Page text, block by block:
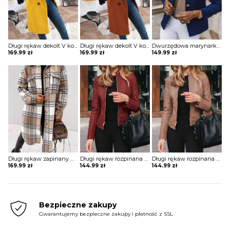
Długi rękaw dekolt V kołnierz guziki elegancki bez wzoru dopasowany płaszcz Aaltje
169.99 zł
Długi rękaw dekolt V kołnierz guziki elegancki bez wzoru dopasowany płaszcz Aaltje
169.99 zł
Dwurzędowa marynarka z długim rękawem kurtka Gysele
149.99 zł
Długi rękaw zapinany na guziki jednorzędowy krata kratka wzór kieszenie dluższy midi jesień płaszcz Sibille
169.99 zł
Długi rękaw rozpinana stójka skóra skórzana ekologiczna taliowana talia prosta jesień ramoneska kurtka Lakeisha
144.99 zł
Długi rękaw rozpinana stójka skóra skórzana ekologiczna taliowana talia prosta jesień ramoneska kurtka Lakeisha
144.99 zł
Bezpieczne zakupy
Gwarantujemy bezpieczne zakupy i płatność z SSL